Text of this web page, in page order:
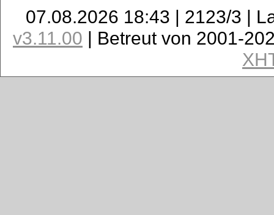
07.08.2026 18:43 | 2123/3 |
v3.11.00 | Betreut von 2001-